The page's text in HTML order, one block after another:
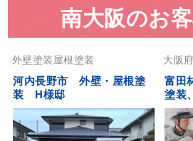
南大阪のお
外壁塗装 屋根塗装
河内長野市 外壁・屋根塗
装 H様邸
大阪府
根塗
富田
塗装